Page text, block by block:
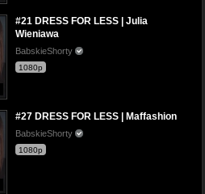
#21 DRESS FOR LESS | Julia
Wieniawa
BabskieShorty
1080p
#27 DRESS FOR LESS | Maffashion
BabskieShorty
1080p